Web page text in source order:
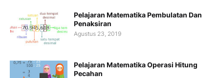
Pelajaran Matematika Pembulatan Dan
Penaksiran
Agustus 23, 2019
Pelajaran Matematika Operasi Hitung
Pecahan